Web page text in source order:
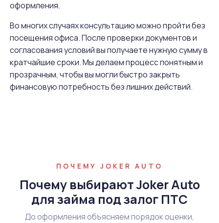
оформления.
Во многих случаях консультацию можно пройти без
посещения офиса. После проверки документов и
согласования условий вы получаете нужную сумму в
кратчайшие сроки. Мы делаем процесс понятным и
прозрачным, чтобы вы могли быстро закрыть
финансовую потребность без лишних действий.
ПОЧЕМУ JOKER AUTO
Почему выбирают Joker Auto
для займа под залог ПТС
До оформления объясняем порядок оценки,